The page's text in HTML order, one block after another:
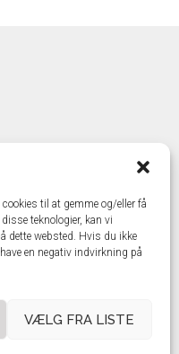
til at gemme og/eller få
teknologier, kan vi
dette websted. Hvis du ikke
en negativ indvirkning på
VÆLG FRA LISTE